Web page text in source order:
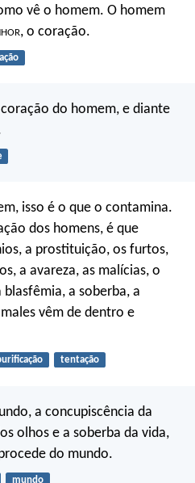
vê o homem. O homem
, o coração.
do homem, e diante
isso é o que o contamina.
dos homens, é que
a prostituição, os furtos,
a avareza, as malícias, o
a soberba, a
vêm de dentro e
tentação
a concupiscência da
olhos e a soberba da vida,
do mundo.
mundo